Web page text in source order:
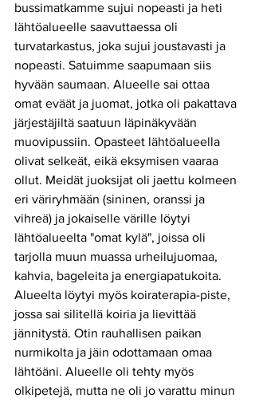
bussimatkamme sujui nopeasti ja heti
lähtöalueelle saavuttaessa oli
turvatarkastus, joka sujui joustavasti ja
nopeasti. Satuimme saapumaan siis
hyvään saumaan. Alueelle sai ottaa
omat eväät ja juomat, jotka oli pakattava
järjestäjiltä saatuun läpinäkyvään
muovipussiin. Opasteet lähtöalueella
olivat selkeät, eikä eksymisen vaaraa
ollut. Meidät juoksijat oli jaettu kolmeen
eri väriryhmään (sininen, oranssi ja
vihreä) ja jokaiselle värille löytyi
lähtöalueelta "omat kylä", joissa oli
tarjolla muun muassa urheilujuomaa,
kahvia, bageleita ja energiapatukoita.
Alueelta löytyi myös koiraterapia-piste,
jossa sai silitellä koiria ja lievittää
jännitystä. Otin rauhallisen paikan
nurmikolta ja jäin odottamaan omaa
lähtöäni. Alueelle oli tehty myös
olkipetejä, mutta ne oli jo varattu minun